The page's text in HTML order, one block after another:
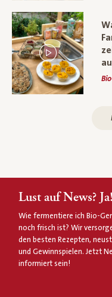
Lust auf News?
Wie fermentiere ich Bio-
noch frisch ist? Wir
den besten Rezepten,
und Gewinnspielen. Jetzt
informiert sein!